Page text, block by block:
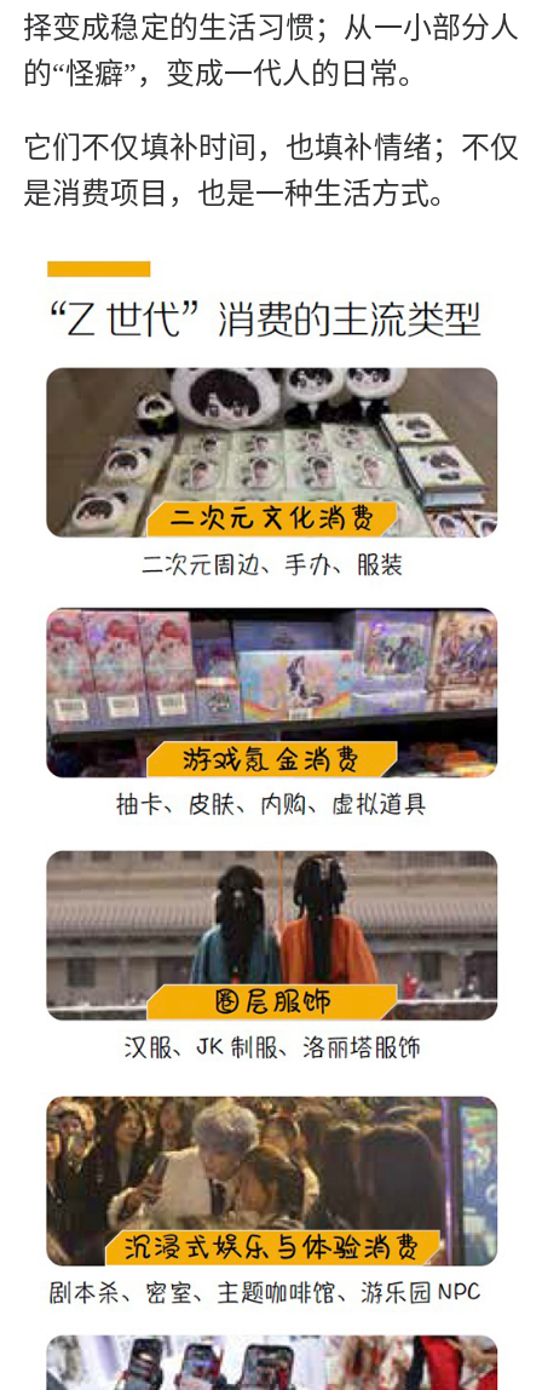
择变成稳定的生活习惯；从一小部分人
的“怪癖”，变成一代人的日常。
它们不仅填补时间，也填补情绪；不仅
是消费项目，也是一种生活方式。